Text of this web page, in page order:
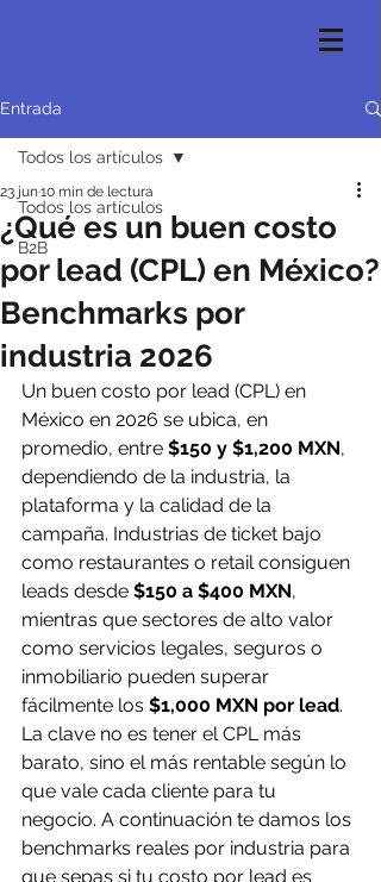
Entrada
Todos los artículos
B2B
Todos los artículos
¿Qué es un buen costo
por lead (CPL) en México?
Benchmarks por
industria 2026
23 jun10 min de lectura
Un buen costo por lead (CPL) en
México en 2026 se ubica, en
promedio, entre $150 y $1,200 MXN,
dependiendo de la industria, la
plataforma y la calidad de la
campaña. Industrias de ticket bajo
como restaurantes o retail consiguen
leads desde $150 a $400 MXN,
mientras que sectores de alto valor
como servicios legales, seguros o
inmobiliario pueden superar
fácilmente los $1,000 MXN por lead.
La clave no es tener el CPL más
barato, sino el más rentable según lo
que vale cada cliente para tu
negocio. A continuación te damos los
benchmarks reales por industria para
que sepas si tu costo por lead es